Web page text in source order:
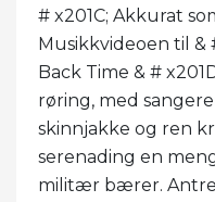
# x201C; Akkurat
Musikkvideoen til &
Back Time & #
røring, med
skinnjakke og ren
serenading en
militær bærer.